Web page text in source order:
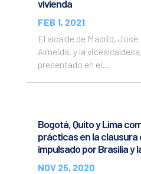
vivienda
FEB 1, 2021
El alcalde de Madrid,
Almeida, y la
presentado en el...
Bogotá, Quito y Lima
prácticas en la clausura
impulsado por Brasilia y
NOV 25, 2020